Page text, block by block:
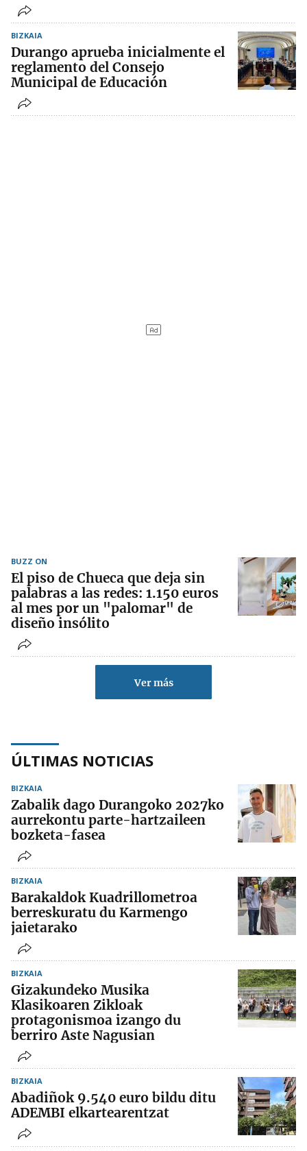
BIZKAIA
Durango aprueba inicialmente el
reglamento del Consejo
Municipal de Educación
BUZZ ON
El piso de Chueca que deja sin
palabras a las redes: 1.150 euros
al mes por un "palomar" de
diseño insólito
Ver más
ÚLTIMAS NOTICIAS
BIZKAIA
Zabalik dago Durangoko 2027ko
aurrekontu parte-hartzaileen
bozketa-fasea
BIZKAIA
Barakaldok Kuadrillometroa
berreskuratu du Karmengo
jaietarako
BIZKAIA
Gizakundeko Musika
Klasikoaren Zikloak
protagonismoa izango du
berriro Aste Nagusian
BIZKAIA
Abadiñok 9.540 euro bildu ditu
ADEMBI elkartearentzat